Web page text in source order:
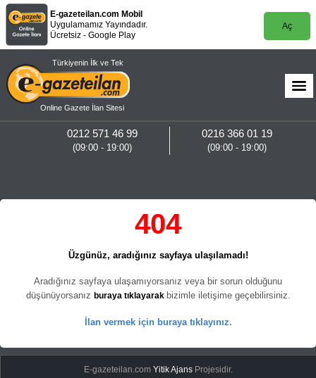
E-gazeteilan.com Mobil
Uygulamamız Yayındadır.
Ücretsiz - Google Play
Aç
Türkiyenin İlk ve Tek
Online Gazete İlan Sitesi
0216 366 01 19
(09:00 - 19:00)
0212 571 46 99
(09:00 - 19:00)
404
Üzgünüz, aradığınız sayfaya ulaşılamadı!
Aradığınız sayfaya ulaşamıyorsanız veya bir sorun olduğunu
düşünüyorsanız buraya tıklayarak bizimle iletişime geçebilirsiniz.
İlan vermek için buraya tıklayınız.
E-gazeteilan.comYitik Ajans Projesidir.